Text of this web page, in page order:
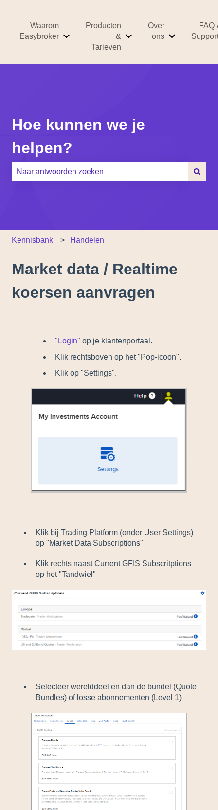
Waarom
Easybroker
Submenu tonen voor Waarom Easybroker
Producten
&
Tarieven
Submenu tonen voor
Over
ons
Submenu
FAQ /
Support
Hoe kunnen we je
helpen?
Kennisbank Handelen
Market data / Realtime
koersen aanvragen
"Login" op je klantenportaal.
Klik rechtsboven op het "Pop-icoon".
Klik op "Settings".
Klik bij Trading Platform (onder User Settings)
op "Market Data Subscriptions"
Klik rechts naast Current GFIS Subscritptions
op het "Tandwiel"
Selecteer werelddeel en dan de bundel (Quote
Bundles) of losse abonnementen (Level 1)